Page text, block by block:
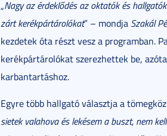
„Nagy az érdeklődés az oktatók és
zárt kerékpártárolókat” – mondja Szakál
kezdetek óta részt vesz a programban.
kerékpártárolókat szerezhettek be,
karbantartáshoz.
Egyre több hallgató választja a
sietek valahova és lekésem a buszt, nem